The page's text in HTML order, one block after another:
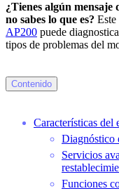
¿Tienes algún mensaje
no sabes lo que es? Este
AP200 puede
tipos de problemas del
Contenido
Características
Diagnóstico
Servicios
Funciones